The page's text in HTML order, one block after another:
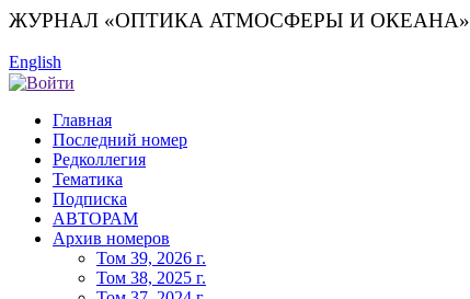
ЖУРНАЛ «ОПТИКА АТМОСФЕРЫ И ОКЕАНА»
English
Главная
Последний номер
Редколлегия
Тематика
Подписка
АВТОРАМ
Архив номеров
Том 39, 2026 г.
Том 38, 2025 г.